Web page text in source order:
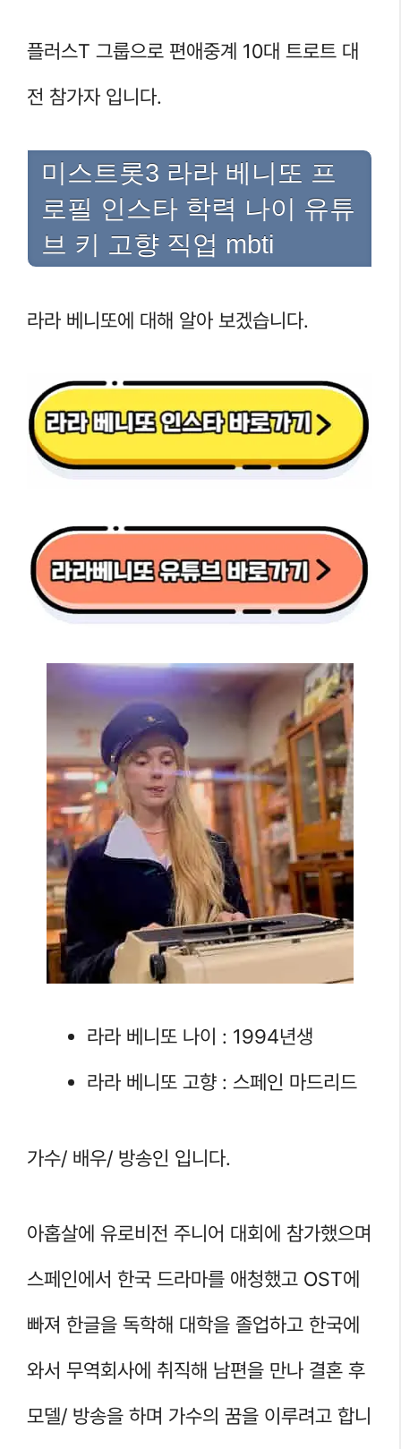
플러스T 그룹으로 편애중계 10대 트로트 대
전 참가자 입니다.
미스트롯3 라라 베니또 프
로필 인스타 학력 나이 유튜
브 키 고향 직업 mbti
라라 베니또에 대해 알아 보겠습니다.
라라 베니또 나이 : 1994년생
라라 베니또 고향 : 스페인 마드리드
가수/ 배우/ 방송인 입니다.
아홉살에 유로비전 주니어 대회에 참가했으며
스페인에서 한국 드라마를 애청했고 OST에
빠져 한글을 독학해 대학을 졸업하고 한국에
와서 무역회사에 취직해 남편을 만나 결혼 후
모델/ 방송을 하며 가수의 꿈을 이루려고 합니